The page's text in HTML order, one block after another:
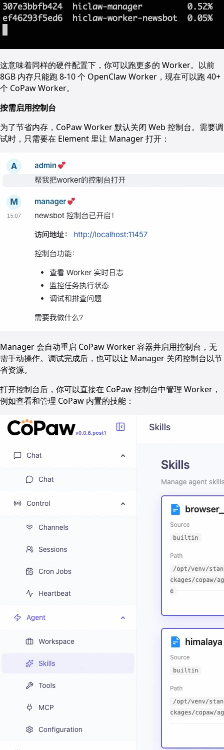
这意味着同样的硬件配置下，你可以跑更多的 Worker。以前
8GB 内存只能跑 8-10 个 OpenClaw Worker，现在可以跑 40+
个 CoPaw Worker。
按需启用控制台
为了节省内存，CoPaw Worker 默认关闭 Web 控制台。需要调
试时，只需要在 Element 里让 Manager 打开：
Manager 会自动重启 CoPaw Worker 容器并启用控制台，无
需手动操作。调试完成后，也可以让 Manager 关闭控制台以节
省资源。
打开控制台后，你可以直接在 CoPaw 控制台中管理 Worker，
例如查看和管理 CoPaw 内置的技能：